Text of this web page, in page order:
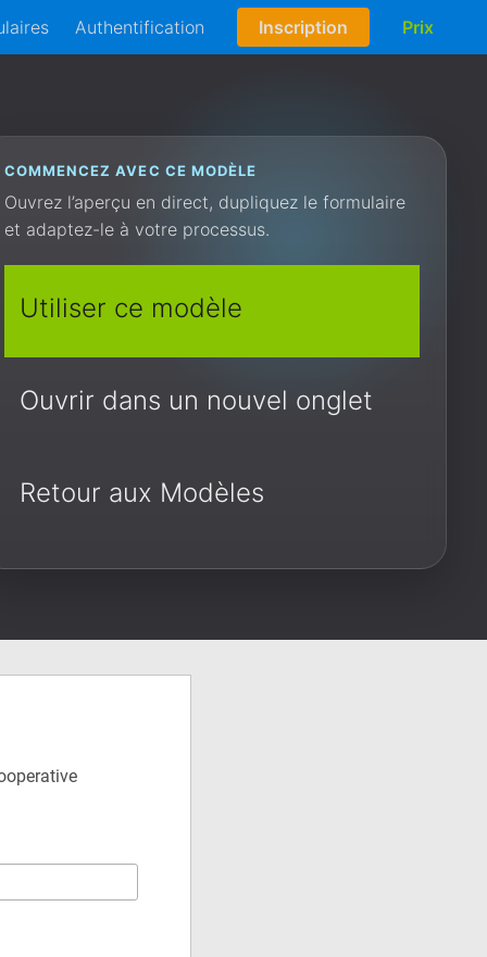
Authentification Inscription Prix
COMMENCEZ AVEC CE MODÈLE
Ouvrez l’aperçu en direct, dupliquez le formulaire
et adaptez-le à votre processus.
Utiliser ce modèle
Ouvrir dans un nouvel onglet
Retour aux Modèles